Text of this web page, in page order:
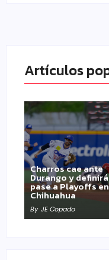
Artículos
Charros cae ante
Durango y
pase a Playoffs en
Chihuahua
By JE Copado